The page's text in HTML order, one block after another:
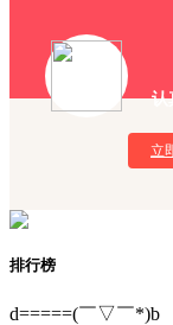
认
立
排行榜
d=====(￣▽￣*)b